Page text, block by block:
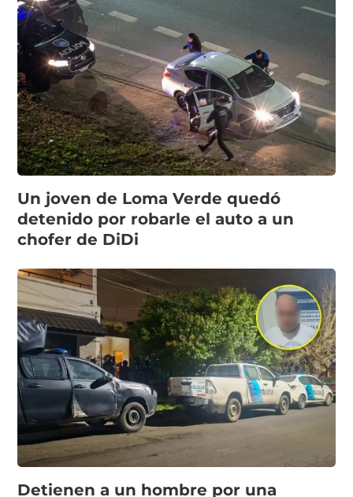
Un joven de Loma Verde quedó
detenido por robarle el auto a un
chofer de DiDi
Detienen a un hombre por una